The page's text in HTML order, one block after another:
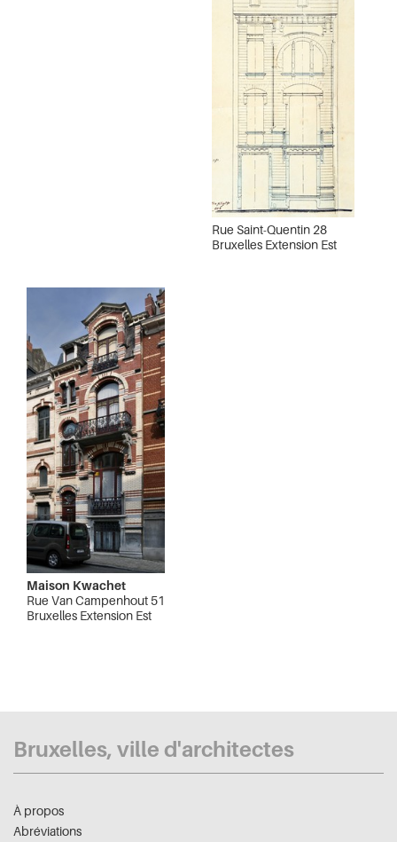
Rue Saint-Quentin 28
Bruxelles Extension Est
Maison Kwachet
Rue Van Campenhout 51
Bruxelles Extension Est
Bruxelles, ville d'architectes
À propos
Abréviations